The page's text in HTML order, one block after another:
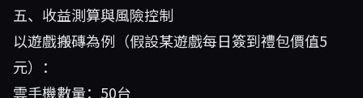
五、收益測算與風險控制
以遊戲搬磚為例（假設某遊戲每日簽到禮包價值5
元）：
雲手機數量：50台